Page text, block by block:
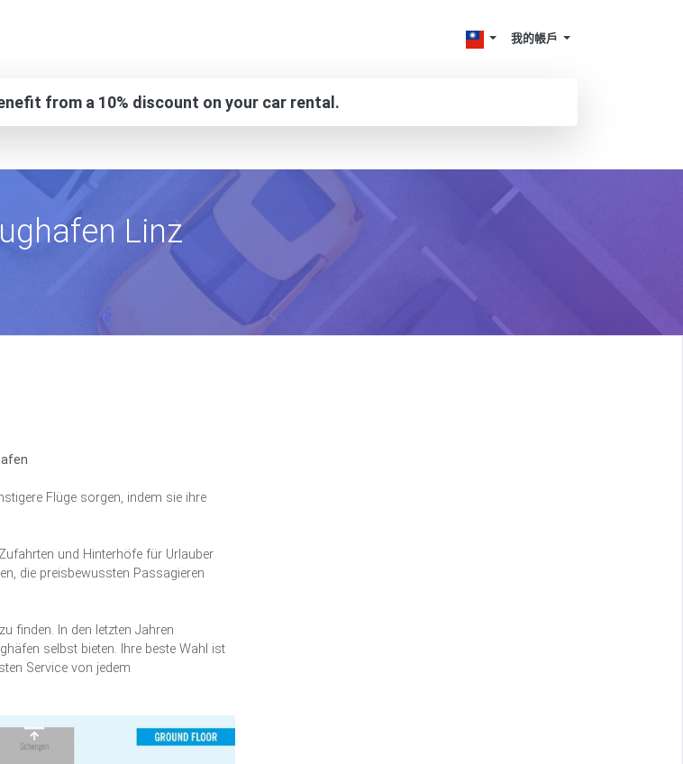
我的帳戶
from a 10% discount on your car rental.
Linz
Flüge sorgen, indem sie ihre
und Hinterhöfe für Urlauber
die preisbewussten Passagieren
finden. In den letzten Jahren
selbst bieten. Ihre beste Wahl ist
Service von jedem